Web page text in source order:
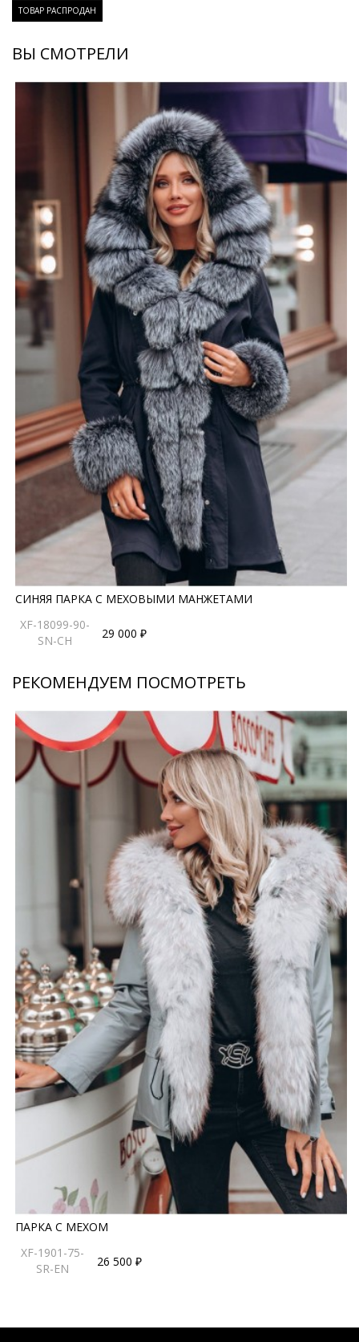
ТОВАР РАСПРОДАН
ВЫ СМОТРЕЛИ
СИНЯЯ ПАРКА С МЕХОВЫМИ МАНЖЕТАМИ
XF-18099-90-
SN-CH
29 000 ₽
РЕКОМЕНДУЕМ ПОСМОТРЕТЬ
ПАРКА С МЕХОМ
XF-1901-75-
SR-EN
26 500 ₽